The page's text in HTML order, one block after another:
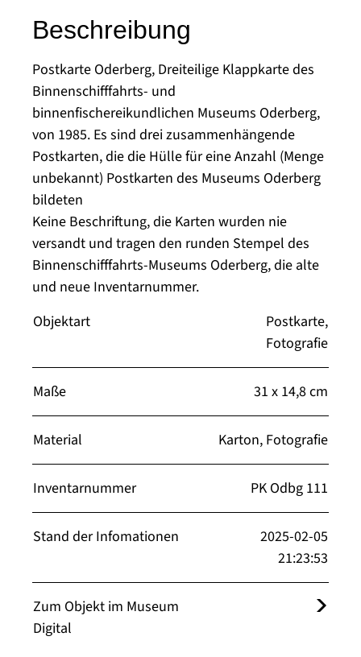
Beschreibung
Postkarte Oderberg, Dreiteilige Klappkarte des
Binnenschifffahrts- und
binnenfischereikundlichen Museums Oderberg,
von 1985. Es sind drei zusammenhängende
Postkarten, die die Hülle für eine Anzahl (Menge
unbekannt) Postkarten des Museums Oderberg
bildeten
Keine Beschriftung, die Karten wurden nie
versandt und tragen den runden Stempel des
Binnenschifffahrts-Museums Oderberg, die alte
und neue Inventarnummer.
Objektart
Postkarte,
Fotografie
Maße 31 x 14,8 cm
Material Karton, Fotografie
Inventarnummer PK Odbg 111
Stand der Infomationen
2025-02-05
21:23:53
Zum Objekt im Museum
Digital